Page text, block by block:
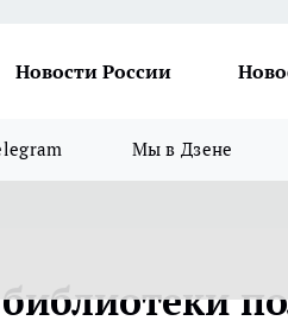
Новости России
Мы в Дзене